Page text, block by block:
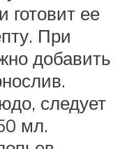
готовит ее
При
добавить
следует
мл.